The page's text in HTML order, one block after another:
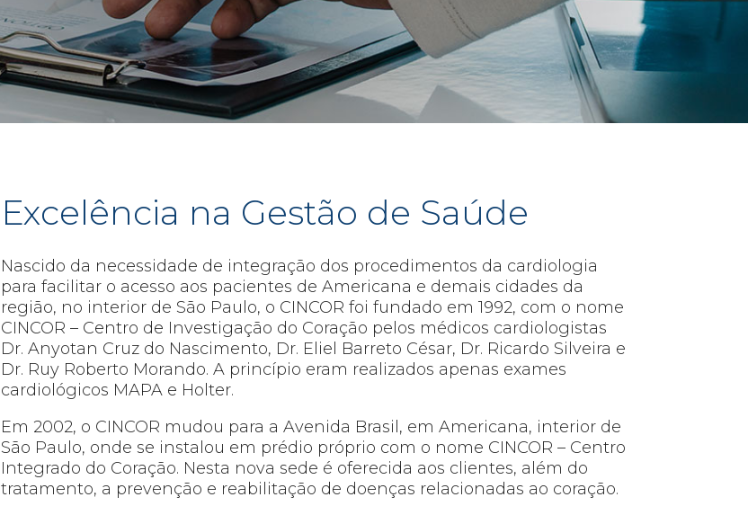
Excelência na Gestão de Saúde
Nascido da necessidade de integração dos procedimentos da cardiologia
para facilitar o acesso aos pacientes de Americana e demais cidades da
região, no interior de São Paulo, o CINCOR foi fundado em 1992, com o nome
CINCOR – Centro de Investigação do Coração pelos médicos cardiologistas
Dr. Anyotan Cruz do Nascimento, Dr. Eliel Barreto César, Dr. Ricardo Silveira e
Dr. Ruy Roberto Morando. A princípio eram realizados apenas exames
cardiológicos MAPA e Holter.
Em 2002, o CINCOR mudou para a Avenida Brasil, em Americana, interior de
São Paulo, onde se instalou em prédio próprio com o nome CINCOR – Centro
Integrado do Coração. Nesta nova sede é oferecida aos clientes, além do
tratamento, a prevenção e reabilitação de doenças relacionadas ao coração.